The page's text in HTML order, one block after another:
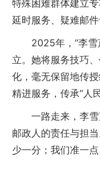
特殊困难群体建立
延时服务、疑难邮件
2025年，“李雪
立。她将服务技巧
化，毫无保留地传
精进服务，传承“人
一路走来，李雪
邮政人的责任与担
少一分；我们准一